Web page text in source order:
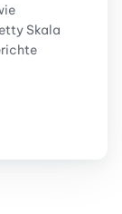
Skala